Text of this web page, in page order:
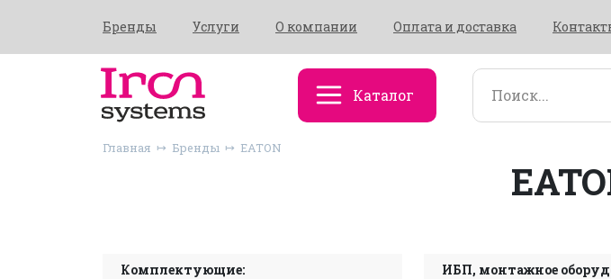
Бренды Услуги О компании Оплата и доставка
Каталог
Главная Бренды EATON
Комплектующие: ИБП, монтажное